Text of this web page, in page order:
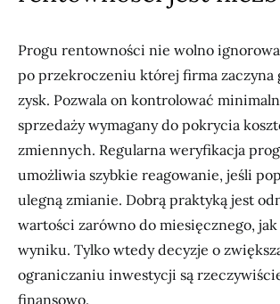
Progu rentowności nie wolno
po przekroczeniu której firma zaczyna
zysk. Pozwala on kontrolować
sprzedaży wymagany do pokrycia
zmiennych. Regularna weryfikacja
umożliwia szybkie reagowanie, jeśli
ulegną zmianie. Dobrą praktyką jest
wartości zarówno do miesięcznego,
wyniku. Tylko wtedy decyzje o
ograniczaniu inwestycji są
finansowo.